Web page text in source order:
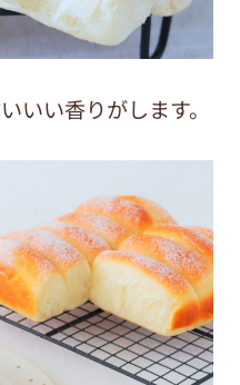
いい香りがします。